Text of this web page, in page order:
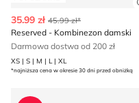
35.99 zł 45.99 zł*
Reserved - Kombinezon damski
Darmowa dostwa od 200 zł
XS | S | M | L | XL
*najniższa cena w okresie 30 dni przed obniżką
Ponczo jesienne Reserved